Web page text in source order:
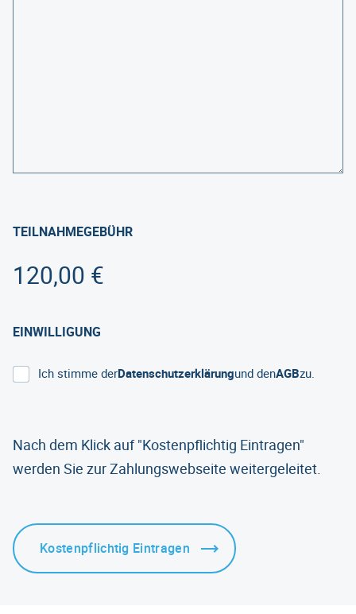
PREIS:
TEILNAHMEGEBÜHR
EINWILLIGUNG
Ich stimme derDatenschutzerklärungund denAGBzu.
Nach dem Klick auf "Kostenpflichtig Eintragen"
werden Sie zur Zahlungswebseite weitergeleitet.